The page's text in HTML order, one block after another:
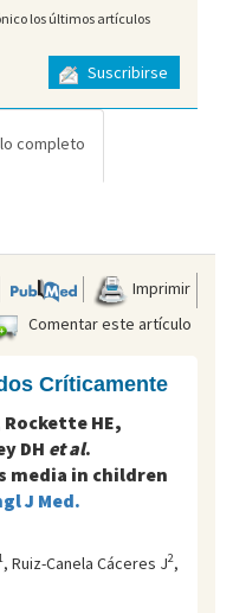
los últimos artículos
Suscribirse
completo
Imprimir
Comentar este artículo
Críticamente
Rockette HE,
DH et al.
in children
J Med.
, Ruiz-Canela Cáceres J2,